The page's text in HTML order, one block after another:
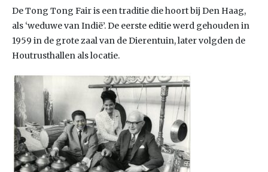
De Tong Tong Fair is een traditie die hoort bij Den Haag,
als ‘weduwe van Indië’. De eerste editie werd gehouden in
1959 in de grote zaal van de Dierentuin, later volgden de
Houtrusthallen als locatie.